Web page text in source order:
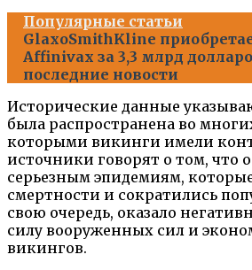
Популярные статьи
GlaxoSmithKline
Affinivax за 3,3 млрд
последние новости
Исторические данные
была распространена во
которыми викинги имели
источники говорят о том, что
серьезным эпидемиям,
смертности и сократились
свою очередь, оказало
силу вооруженных сил и
викингов.